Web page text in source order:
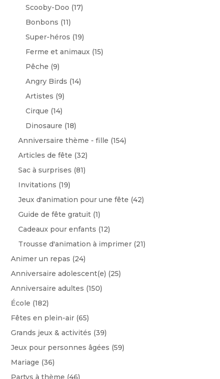
Scooby-Doo (17)
Bonbons (11)
Super-héros (19)
Ferme et animaux (15)
Pêche (9)
Angry Birds (14)
Artistes (9)
Cirque (14)
Dinosaure (18)
Anniversaire thème - fille (154)
Articles de fête (32)
Sac à surprises (81)
Invitations (19)
Jeux d'animation pour une fête (42)
Guide de fête gratuit (1)
Cadeaux pour enfants (12)
Trousse d'animation à imprimer (21)
Animer un repas (24)
Anniversaire adolescent(e) (25)
Anniversaire adultes (150)
École (182)
Fêtes en plein-air (65)
Grands jeux & activités (39)
Jeux pour personnes âgées (59)
Mariage (36)
Partys à thème (46)